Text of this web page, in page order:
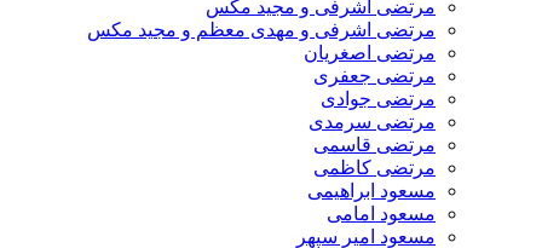
مرتضی اشرفی و مجید مکس
مرتضی اشرفی و مهدی معظم و مجید مکس
مرتضی اصغریان
مرتضی جعفری
مرتضی جوادی
مرتضی سرمدی
مرتضی قاسمی
مرتضی کاظمی
مسعود ابراهیمی
مسعود امامی
مسعود امیر سپهر